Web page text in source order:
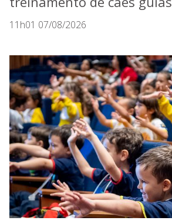
11h01 07/08/2026